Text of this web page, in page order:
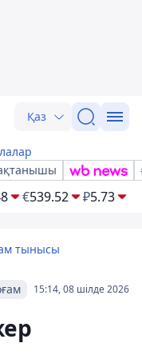
Қаз
€539.52 ₽5.73
тынысы
15:14, 08 шілде 2026